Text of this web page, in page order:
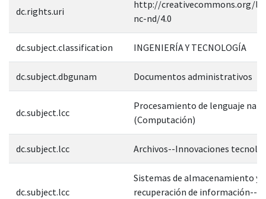
dc.rights.uri
http://creativecommons.org/
nc-nd/4.0
dc.subject.classification INGENIERÍA Y TECNOLOGÍA
dc.subject.dbgunam Documentos administrativos
dc.subject.lcc
Procesamiento de lenguaje
(Computación)
dc.subject.lcc Archivos--Innovaciones
dc.subject.lcc
Sistemas de almacenamiento y
recuperación de información--